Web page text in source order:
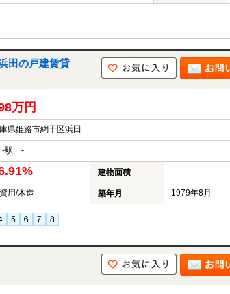
田の戸建賃貸
万円
県姫路市網干区浜田
駅 -
建物面積 -
用/木造 築年月 1979年8月